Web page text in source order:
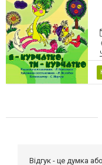
Відгук - це думка